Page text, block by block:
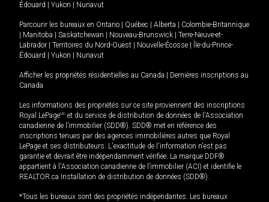
Édouard
Yukon Nunavut
Parcourir les bureaux en Ontario Québec Alberta
Colombie-Britannique
Manitoba Saskatchewan Nouveau-Brunswick
Terre-Neuve-et-
Labrador
Territoires du Nord-Ouest Nouvelle-Écosse
Île-du-Prince-
Édouard
Yukon Nunavut
Afficher les propriétés résidentielles au Canada
Dernières inscriptions au
Canada
Les informations des propriétés sur ce site proviennent des inscriptions
Royal LePageMD et du service de distribution de données de l'Association
canadienne de l’immobilier (SDD®). SDD® met en référence des
inscriptions tenues par des agences immobilières autres que Royal
LePage et ses distributeurs. L'exactitude de l'information n'est pas
garantie et devrait être indépendamment vérifiée. La marque DDF®
appartient à l'Association canadienne de l’immobilier (ACI) et identifie le
REALTOR.ca Installation de distribution de données (SDD®).
*Tous les bureaux sont des propriétés indépendantes. Les bureaux